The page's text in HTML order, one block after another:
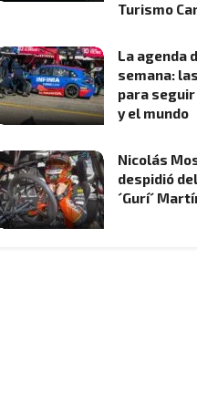
Turismo
La agenda
semana:
para
y el mundo
Nicolás
despidió
´Gurí´